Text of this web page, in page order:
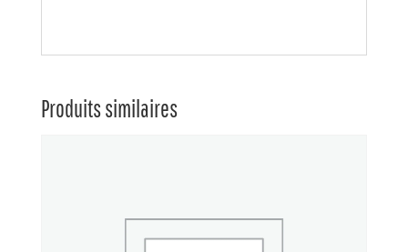
Produits similaires